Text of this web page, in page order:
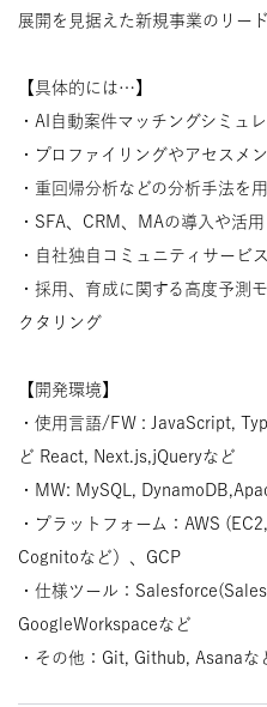
展開を見据えた新規事業のリー
【具体的には…】
・AI自動案件マッチングシミュ
・プロファイリングやアセスメ
・重回帰分析などの分析手法を
・SFA、CRM、MAの導入や活用
・自社独自コミュニティサービ
・採用、育成に関する高度予測
クタリング
【開発環境】
・使用言語/FW : JavaScript,
ど React, Next.js,jQueryなど
・MW: MySQL,
・プラットフォーム：AWS
Cognitoなど）、GCP
・仕様ツール：
GoogleWorkspaceなど
・その他：Git, Github, Asanaな